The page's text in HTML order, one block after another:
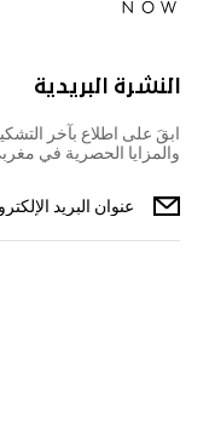
النشرة البريدية
ابقَ على اطلاع بآخر
والمزايا الحصرية في